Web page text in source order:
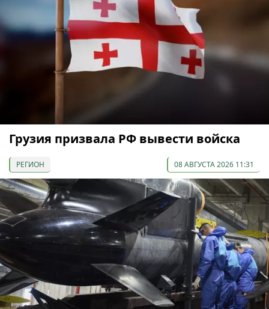
Грузия призвала РФ вывести войска
РЕГИОН 08 АВГУСТА 2026 11:31